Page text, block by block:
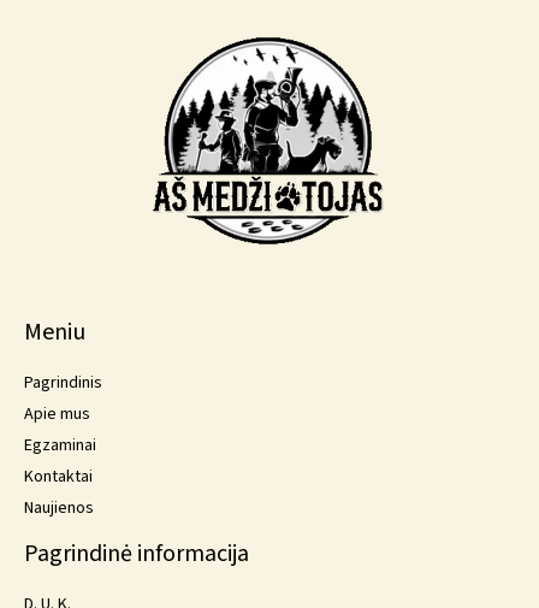
Meniu
Pagrindinis
Apie mus
Egzaminai
Kontaktai
Naujienos
Pagrindinė informacija